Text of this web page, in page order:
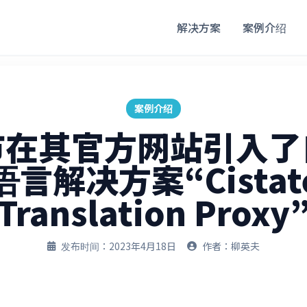
解决方案 案例介绍
案例介绍
其官方网站引入
言解决方案
发布时间：2023年4月18日 作者：柳英夫